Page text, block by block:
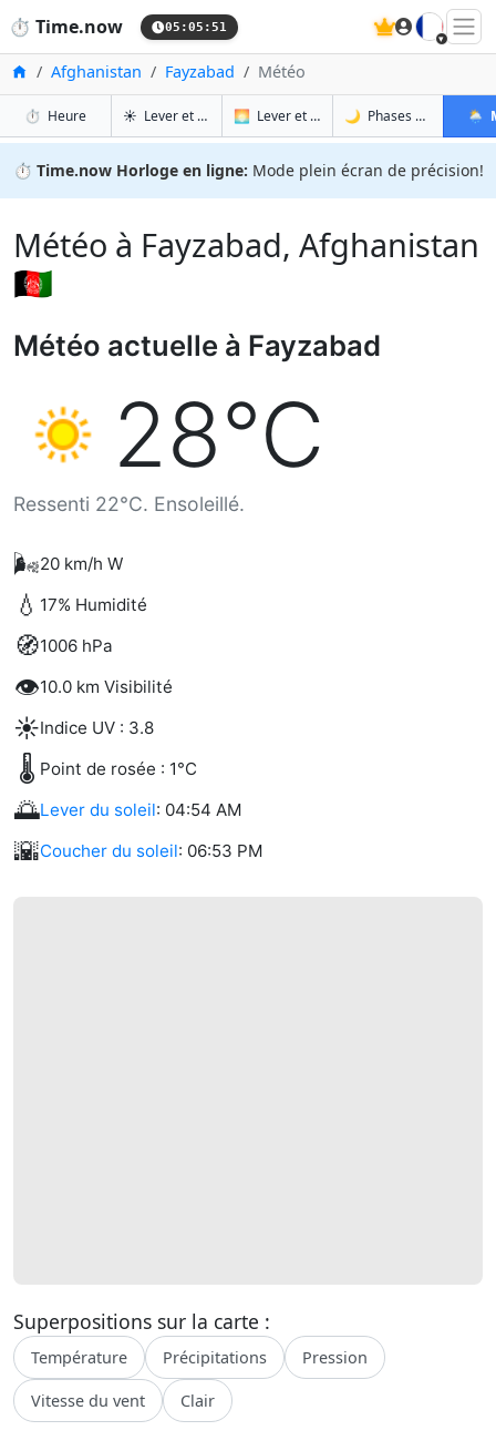
⏱️ Time.now 05:05:52 🇫🇷
Accueil
Afghanistan Fayzabad Météo
⏱️ Heureà Fayzabad
☀️ Lever et coucher du soleil à Fayzabad
🌅 Lever et coucher du soleil demain à
🌙 Phases de la Lune à
🌦️
⏱️ Time.now Horloge en ligne: Mode plein écran de précision!
Météo à Fayzabad, Afghanistan
🇦🇫
Météo actuelle à Fayzabad
28°C
Ressenti 22°C. Ensoleillé.
🌬️20 km/h W
💧 17% Humidité
🧭1006 hPa
👁️10.0 km Visibilité
☀️Indice UV : 3.8
🌡️ Point de rosée : 1°C
🌅Lever du soleil: 04:54 AM
🌇Coucher du soleil: 06:53 PM
Superpositions sur la carte :
Température Précipitations Pression
Vitesse du vent Clair